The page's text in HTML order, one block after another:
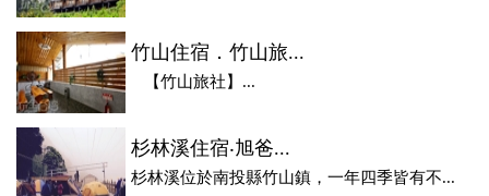
竹山住宿．竹山旅...
【竹山旅社】...
杉林溪住宿‧旭爸...
杉林溪位於南投縣竹山鎮，一年四季皆有不...